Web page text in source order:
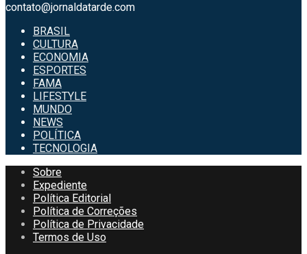
contato@jornaldatarde.com
BRASIL
CULTURA
ECONOMIA
ESPORTES
FAMA
LIFESTYLE
MUNDO
NEWS
POLÍTICA
TECNOLOGIA
Sobre
Expediente
Política Editorial
Política de Correções
Política de Privacidade
Termos de Uso